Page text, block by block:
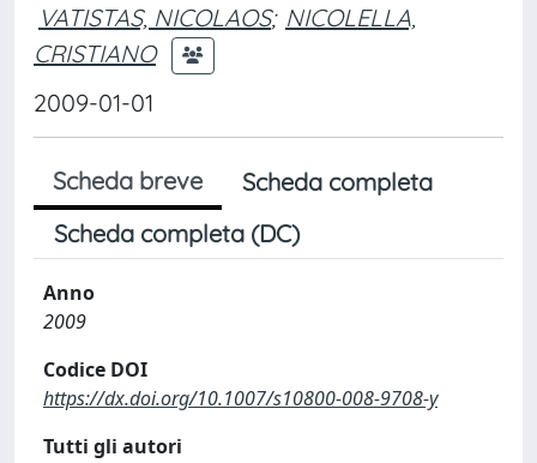
VATISTAS, NICOLAOS; NICOLELLA,
CRISTIANO
2009-01-01
Scheda breve
Scheda completa
Scheda completa (DC)
Anno
2009
Codice DOI
https://dx.doi.org/10.1007/s10800-008-9708-y
Tutti gli autori